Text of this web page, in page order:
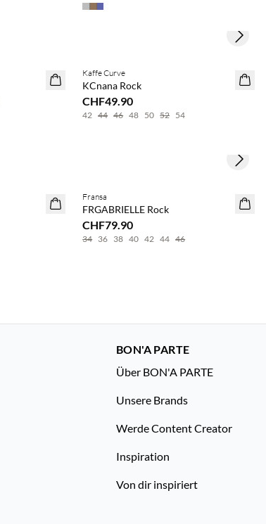
Kaffe Curve
KCnana Rock
CHF49.90
42 44 46 48 50 52 54
Next
NEUHEITEN
Fransa
FRGABRIELLE Rock
CHF79.90
34 36 38 40 42 44 46
Next
BON'A PARTE
Über BON'A PARTE
Unsere Brands
Werde Content Creator
Inspiration
Von dir inspiriert